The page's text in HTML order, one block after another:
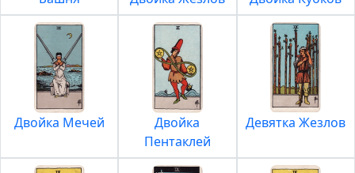
Двойка Мечей
Двойка
Пентаклей
Девятка Жезлов